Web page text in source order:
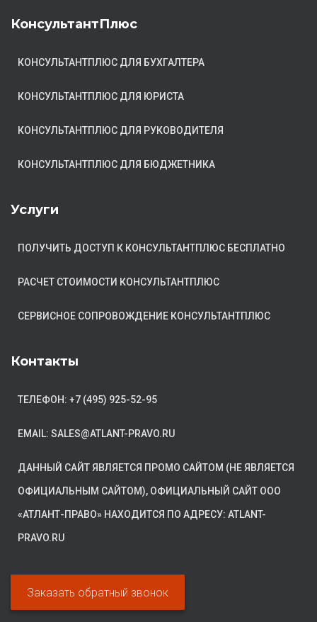
КонсультантПлюс
КОНСУЛЬТАНТПЛЮС ДЛЯ БУХГАЛТЕРА
КОНСУЛЬТАНТПЛЮС ДЛЯ ЮРИСТА
КОНСУЛЬТАНТПЛЮС ДЛЯ РУКОВОДИТЕЛЯ
КОНСУЛЬТАНТПЛЮС ДЛЯ БЮДЖЕТНИКА
Услуги
ПОЛУЧИТЬ ДОСТУП К КОНСУЛЬТАНТПЛЮС БЕСПЛАТНО
РАСЧЕТ СТОИМОСТИ КОНСУЛЬТАНТПЛЮС
СЕРВИСНОЕ СОПРОВОЖДЕНИЕ КОНСУЛЬТАНТПЛЮС
Контакты
ТЕЛЕФОН: +7 (495) 925-52-95
EMAIL: SALES@ATLANT-PRAVO.RU
ДАННЫЙ САЙТ ЯВЛЯЕТСЯ ПРОМО САЙТОМ (НЕ ЯВЛЯЕТСЯ
ОФИЦИАЛЬНЫМ САЙТОМ), ОФИЦИАЛЬНЫЙ САЙТ ООО
«АТЛАНТ-ПРАВО» НАХОДИТСЯ ПО АДРЕСУ: ATLANT-
PRAVO.RU
Заказать обратный звонок